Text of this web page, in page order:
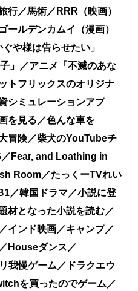
行／馬術／RRR（映画）
ールデンカムイ（漫画）
や様は告らせたい」
」／アニメ「不滅のあな
トフリックスのオリジナ
シミュレーションアプ
を見る／色んな車を
冒険／柴犬のYouTubeチ
Fear, and Loathing in
Room／たっくーTVれい
／韓国ドラマ／小説に登
材となった小説を読む／
インド映画／キャンプ／
Houseダンス／
我慢ゲーム／ドラクエウ
を買ったのでゲーム／